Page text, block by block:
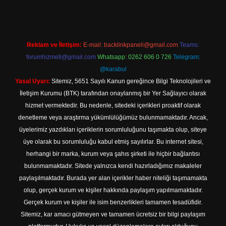
Reklam ve İletişim: E-mail: backlinkpaneli@gmail.com Teams:
forumhizmeti@gmail.com Whatsapp: 0262 606 0 726 Telegram:
@karabul
Yasal Uyarı: Sitemiz, 5651 Sayılı Kanun gereğince Bilgi Teknolojileri ve
İletişim Kurumu (BTK) tarafından onaylanmış bir Yer Sağlayıcı olarak
hizmet vermektedir. Bu nedenle, sitedeki içerikleri proaktif olarak
denetleme veya araştırma yükümlülüğümüz bulunmamaktadır. Ancak,
üyelerimiz yazdıkları içeriklerin sorumluluğunu taşımakta olup, siteye
üye olarak bu sorumluluğu kabul etmiş sayılırlar. Bu internet sitesi,
herhangi bir marka, kurum veya şahıs şirketi ile hiçbir bağlantısı
bulunmamaktadır. Sitede yalnızca kendi hazırladığımız makaleler
paylaşılmaktadır. Burada yer alan içerikler haber niteliği taşımamakta
olup, gerçek kurum ve kişiler hakkında paylaşım yapılmamaktadır.
Gerçek kurum ve kişiler ile isim benzerlikleri tamamen tesadüfidir.
Sitemiz, kar amacı gütmeyen ve tamamen ücretsiz bir bilgi paylaşım